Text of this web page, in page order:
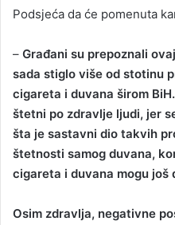
Podsjeća da će pomenuta
– Građani su prepoznali
sada stiglo više od stotinu
cigareta i duvana širom
štetni po zdravlje ljudi, jer
šta je sastavni dio takvih
štetnosti samog duvana,
cigareta i duvana mogu
Osim zdravlja, negativne